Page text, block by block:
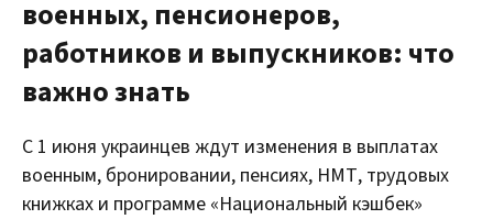
Стоп Политической Коррупции
военных, пенсионеров,
работников и выпускников: что
важно знать
С 1 июня украинцев ждут изменения в выплатах
военным, бронировании, пенсиях, НМТ, трудовых
книжках и программе «Национальный кэшбек»